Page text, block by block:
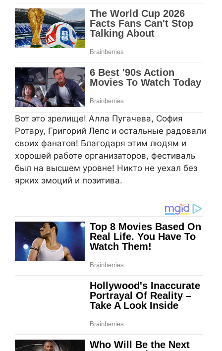
Вот это зрелище! Алла Пугачева, София
Ротару, Григорий Лепс и остальные радовали
своих фанатов! Благодаря этим людям и
хорошей работе организаторов, фестиваль
был на высшем уровне! Никто не уехал без
ярких эмоций и позитива.